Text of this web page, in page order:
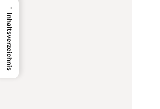
→
Inhaltsverzeichnis